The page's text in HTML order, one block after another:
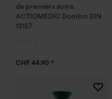
de premiers soins
ACTIOMEDIC Domino DIN
13157
CHF 44.90 *